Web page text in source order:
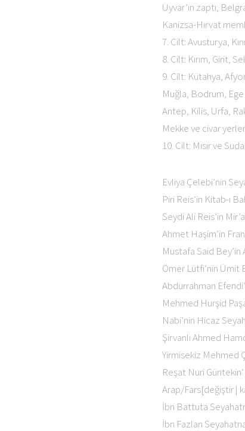
Uyvar’ın zaptı,
Kanizsa-Hırvat
7. Cilt: Avusturya,
8. Cilt: Kırım, Girit,
9. Cilt: Kütahya,
Muğla, Bodrum,
Antep, Kilis, Urfa,
Mekke ve civar
10. Cilt: Mısır ve
Evliya Çelebi’nin
Piri Reis’in Kitab-ı
Seydi Ali Reis’in
Ahmet Haşim’in
Mustafa Said
Ömer Lütfi’nin Ümit
Abdurrahman
Mehmed Hurşid
Nabi’nin Hicaz
Şirvanlı Ahmed
Yirmisekiz Mehmed
Reşat Nuri
Arap/Fars[değiştir |
İbn Battuta
İbn Fazlan